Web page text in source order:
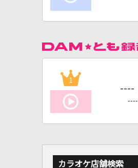
1
----
----
カラオケ店舗検索